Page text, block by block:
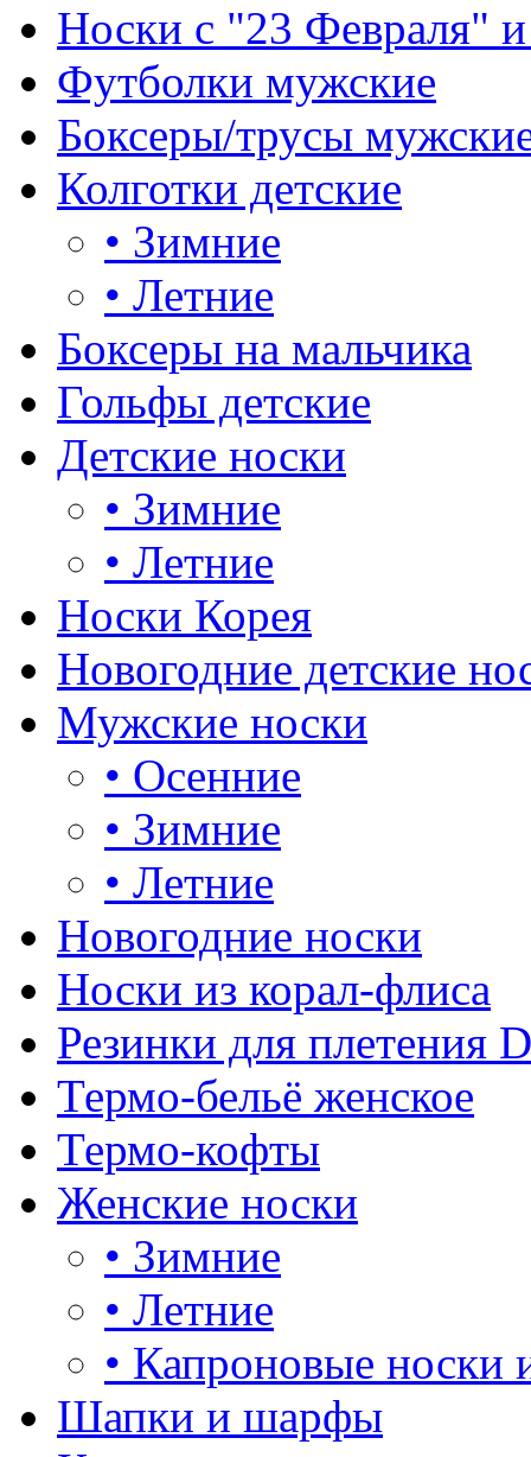
Носки с "23 Февраля"
Футболки мужские
Боксеры/трусы
Колготки детские
• Зимние
• Летние
Боксеры на мальчика
Гольфы детские
Детские носки
• Зимние
• Летние
Носки Корея
Новогодние детские
Мужские носки
• Осенние
• Зимние
• Летние
Новогодние носки
Носки из корал-флиса
Резинки для плетения
Термо-бельё женское
Термо-кофты
Женские носки
• Зимние
• Летние
• Капроновые носки
Шапки и шарфы